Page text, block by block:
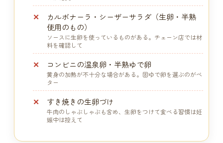
カルボナーラ・シーザーサラダ（生卵・半熟
使用のもの）
ソースに生卵を使っているものがある。チェーン店では材
料を確認して
コンビニの温泉卵・半熟ゆで卵
黄身の加熱が不十分な場合がある。固ゆで卵を選ぶのがベ
ター
すき焼きの生卵づけ
牛肉のしゃぶしゃぶも含め、生卵をつけて食べる習慣は妊
娠中は控えて